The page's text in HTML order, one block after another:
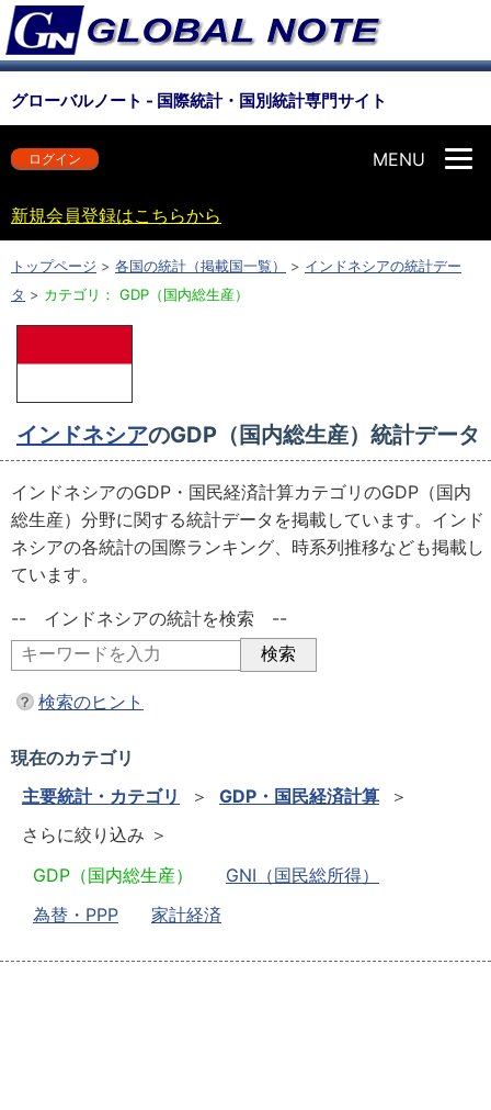
グローバルノート - 国際統計・国別統計専門サイト
MENU
ログイン
新規会員登録はこちらから
トップページ > 各国の統計（掲載国一覧） > インドネシアの統計デー
タ > カテゴリ： GDP（国内総生産）
インドネシアのGDP（国内総生産）統計データ
インドネシアのGDP・国民経済計算カテゴリのGDP（国内
総生産）分野に関する統計データを掲載しています。インド
ネシアの各統計の国際ランキング、時系列推移なども掲載し
ています。
-- インドネシアの統計を検索 --
検索のヒント
現在のカテゴリ
主要統計・カテゴリ
＞ GDP・国民経済計算 ＞
さらに絞り込み ＞
GDP（国内総生産）
GNI（国民総所得）
為替・PPP
家計経済